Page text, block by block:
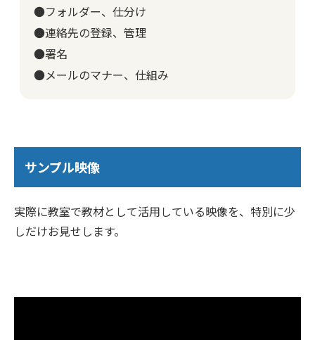
●フォルダー、仕分け
●連絡先の登録、管理
●署名
●メールのマナー、仕組み
サンプル映像
実際に教室で教材として活用している映像を、特別に少
しだけお見せします。